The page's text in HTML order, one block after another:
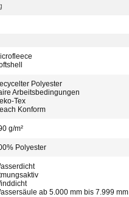
Polyester
Arbeitsbedingungen
Tex
Konform
g/m²
Polyester
ab 5.000 mm bis 7.999 mm